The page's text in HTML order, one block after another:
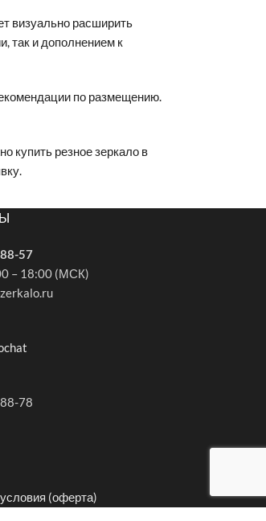
визуально расширить
так и дополнением к
по размещению.
купить резное зеркало в
57
– 18:00 (МСК)
78
(оферта)